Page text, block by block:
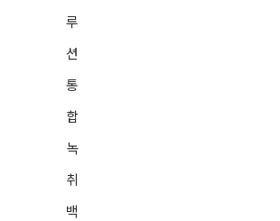
루
션
통
합
녹
취
백
스케쥴링 및 파일의
설정하는 GUI 제공
수행 로그 및 환경 설
제공
수행 결과 조회 GUI
순수 JAVA로 구성되
폼에 독립적이며 확